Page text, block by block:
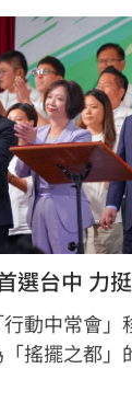
選台中 力
動中常會
搖擺之都」
灣選情的重